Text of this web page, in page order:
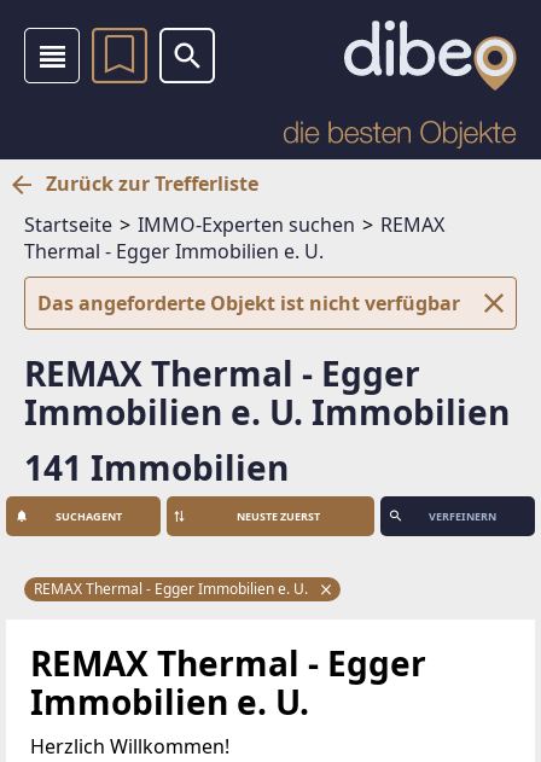
Zurück zur Trefferliste
Startseite
IMMO-Experten suchen
REMAX
Thermal - Egger Immobilien e. U.
Das angeforderte Objekt ist nicht verfügbar
REMAX Thermal - Egger
Immobilien e. U. Immobilien
141 Immobilien
SUCHAGENT VERFEINERN
REMAX Thermal - Egger Immobilien e. U.
REMAX Thermal - Egger
Immobilien e. U.
Herzlich Willkommen!